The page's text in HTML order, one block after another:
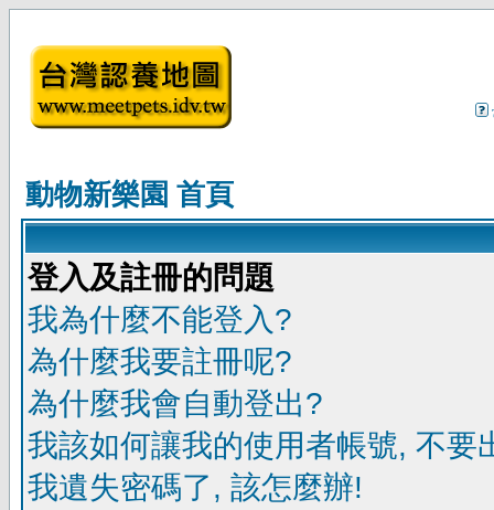
動物新樂園 首頁
登入及註冊的問題
我為什麼不能登入?
為什麼我要註冊呢?
為什麼我會自動登出?
我該如何讓我的使用者帳號, 不要
我遺失密碼了, 該怎麼辦!